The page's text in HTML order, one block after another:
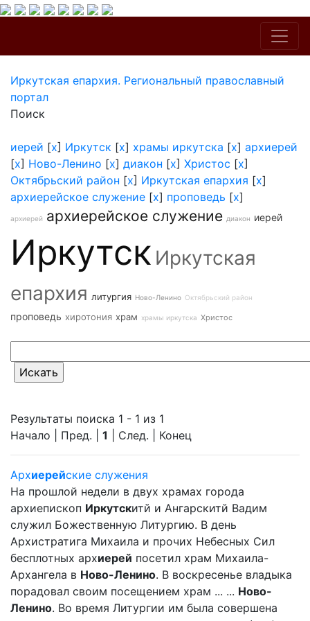
Иркутская епархия. Региональный православный
портал
Поиск
иерей [x] Иркутск [x] храмы иркутска [x] архиерей
[x] Ново-Ленино [x] диакон [x] Христос [x]
Октябрьский район [x] Иркутская епархия [x]
архиерейское служение [x] проповедь [x]
архиерей архиерейское служение диакон иерей
Иркутск Иркутская
епархия литургия Ново-Ленино Октябрьский район
проповедь хиротония храм храмы иркутска Христос
Результаты поиска 1 - 1 из 1
Начало | Пред. | 1 | След. | Конец
Архиерейские служения
На прошлой недели в двух храмах города
архиепископ Иркутскитй и Ангарскитй Вадим
служил Божественную Литургию. В день
Архистратига Михаила и прочих Небесных Сил
бесплотных архиерей посетил храм Михаила-
Архангела в Ново-Ленино. В воскресенье владыка
порадовал своим посещением храм ... ... Ново-
Ленино. Во время Литургии им была совершена